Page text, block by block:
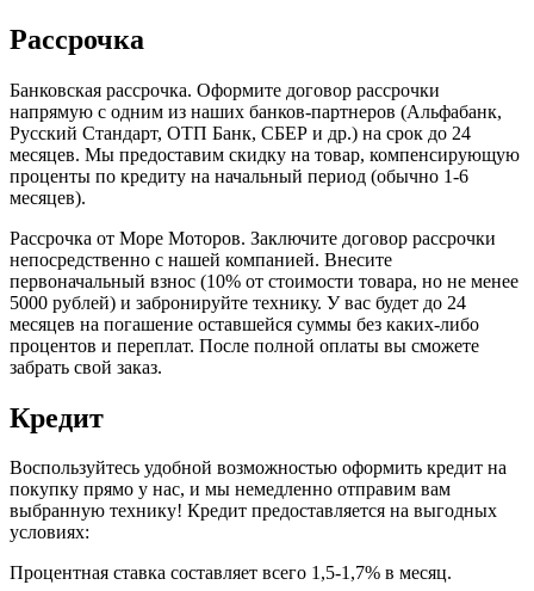
Рассрочка
Банковская рассрочка. Оформите договор рассрочки
напрямую с одним из наших банков-партнеров (Альфабанк,
Русский Стандарт, ОТП Банк, СБЕР и др.) на срок до 24
месяцев. Мы предоставим скидку на товар, компенсирующую
проценты по кредиту на начальный период (обычно 1-6
месяцев).
Рассрочка от Море Моторов. Заключите договор рассрочки
непосредственно с нашей компанией. Внесите
первоначальный взнос (10% от стоимости товара, но не менее
5000 рублей) и забронируйте технику. У вас будет до 24
месяцев на погашение оставшейся суммы без каких-либо
процентов и переплат. После полной оплаты вы сможете
забрать свой заказ.
Кредит
Воспользуйтесь удобной возможностью оформить кредит на
покупку прямо у нас, и мы немедленно отправим вам
выбранную технику! Кредит предоставляется на выгодных
условиях:
Процентная ставка составляет всего 1,5-1,7% в месяц.